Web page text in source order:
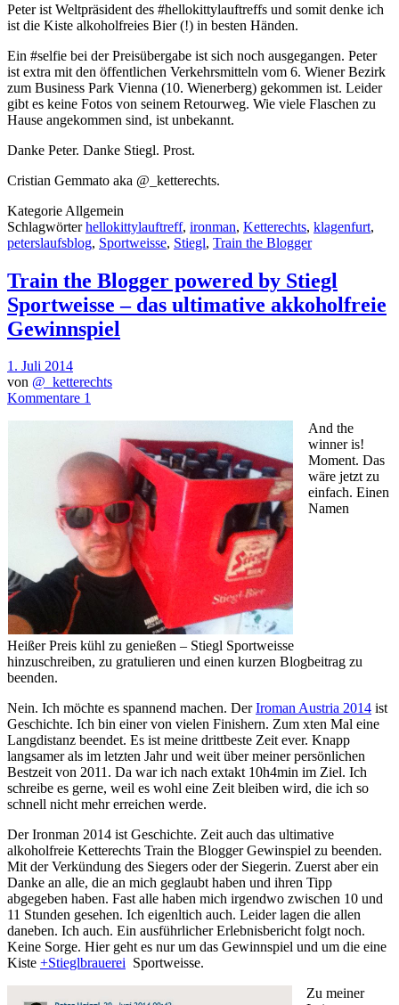
Peter ist Weltpräsident des #hellokittylauftreffs und somit denke ich
ist die Kiste alkoholfreies Bier (!) in besten Händen.
Ein #selfie bei der Preisübergabe ist sich noch ausgegangen. Peter
ist extra mit den öffentlichen Verkehrsmitteln vom 6. Wiener Bezirk
zum Business Park Vienna (10. Wienerberg) gekommen ist. Leider
gibt es keine Fotos von seinem Retourweg. Wie viele Flaschen zu
Hause angekommen sind, ist unbekannt.
Danke Peter. Danke Stiegl. Prost.
Cristian Gemmato aka @_ketterechts.
Kategorie Allgemein
Schlagwörterhellokittylauftreff, ironman, Ketterechts, klagenfurt,
peterslaufsblog, Sportweisse, Stiegl, Train the Blogger
Train the Blogger powered by Stiegl
Sportweisse – das ultimative akkoholfreie
Gewinnspiel
1. Juli 2014
von @_ketterechts
Kommentare 1
Heißer Preis kühl zu genießen – Stiegl Sportweisse
And the
winner is!
Moment. Das
wäre jetzt zu
einfach. Einen
Namen
hinzuschreiben, zu gratulieren und einen kurzen Blogbeitrag zu
beenden.
Nein. Ich möchte es spannend machen. DerIroman Austria 2014 ist
Geschichte. Ich bin einer von vielen Finishern. Zum xten Mal eine
Langdistanz beendet. Es ist meine drittbeste Zeit ever. Knapp
langsamer als im letzten Jahr und weit über meiner persönlichen
Bestzeit von 2011. Da war ich nach extakt 10h4min im Ziel. Ich
schreibe es gerne, weil es wohl eine Zeit bleiben wird, die ich so
schnell nicht mehr erreichen werde.
Der Ironman 2014 ist Geschichte. Zeit auch das ultimative
alkoholfreie Ketterechts Train the Blogger Gewinspiel zu beenden.
Mit der Verkündung des Siegers oder der Siegerin. Zuerst aber ein
Danke an alle, die an mich geglaubt haben und ihren Tipp
abgegeben haben. Fast alle haben mich irgendwo zwischen 10 und
11 Stunden gesehen. Ich eigenltich auch. Leider lagen die allen
daneben. Ich auch. Ein ausführlicher Erlebnisbericht folgt noch.
Keine Sorge. Hier geht es nur um das Gewinnspiel und um die eine
Kiste +Stieglbrauerei Sportweisse.
Zu meiner